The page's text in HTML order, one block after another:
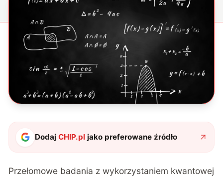
DodajCHIP.pl jako preferowane źródło
Przełomowe badania z wykorzystaniem kwantowej